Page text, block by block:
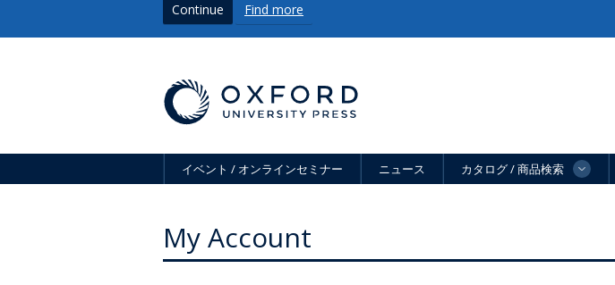
Continue Find more
イベント / オンラインセミナー ニュース カタログ / 商品検索
My Account